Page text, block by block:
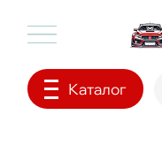
Каталог